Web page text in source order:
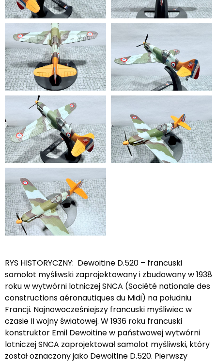
RYS HISTORYCZNY: Dewoitine D.520 – francuski
samolot myśliwski zaprojektowany i zbudowany w 1938
roku w wytwórni lotniczej SNCA (Société nationale des
constructions aéronautiques du Midi) na południu
Francji. Najnowocześniejszy francuski myśliwiec w
czasie II wojny światowej. W 1936 roku francuski
konstruktor Emil Dewoitine w państwowej wytwórni
lotniczej SNCA zaprojektował samolot myśliwski, który
został oznaczony jako Dewoitine D.520. Pierwszy